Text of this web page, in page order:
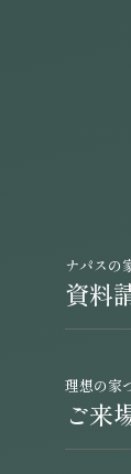
ナパスの
資料
理想の家
ご来